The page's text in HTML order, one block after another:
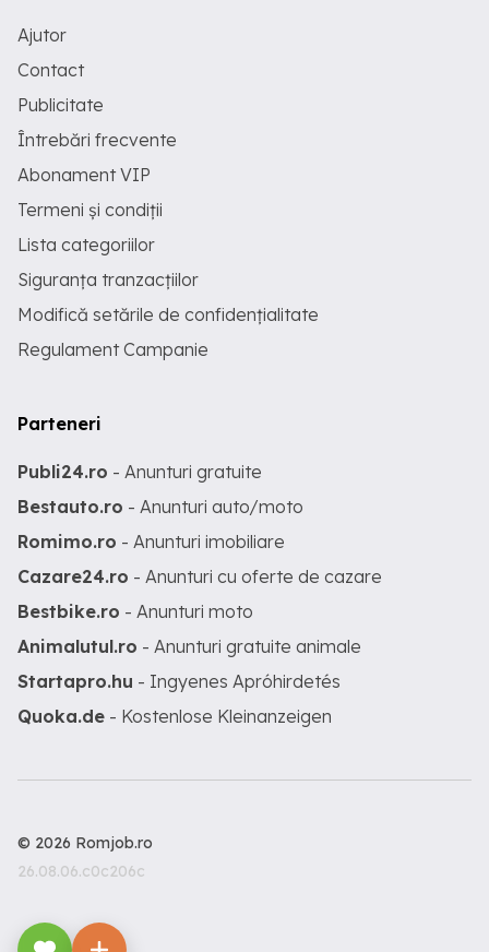
Ajutor
Contact
Publicitate
Întrebări frecvente
Abonament VIP
Termeni și condiții
Lista categoriilor
Siguranța tranzacțiilor
Modifică setările de confidențialitate
Regulament Campanie
Parteneri
Publi24.ro - Anunturi gratuite
Bestauto.ro - Anunturi auto/moto
Romimo.ro - Anunturi imobiliare
Cazare24.ro - Anunturi cu oferte de cazare
Bestbike.ro - Anunturi moto
Animalutul.ro - Anunturi gratuite animale
Startapro.hu - Ingyenes Apróhirdetés
Quoka.de - Kostenlose Kleinanzeigen
© 2026 Romjob.ro
26.08.06.c0c206c